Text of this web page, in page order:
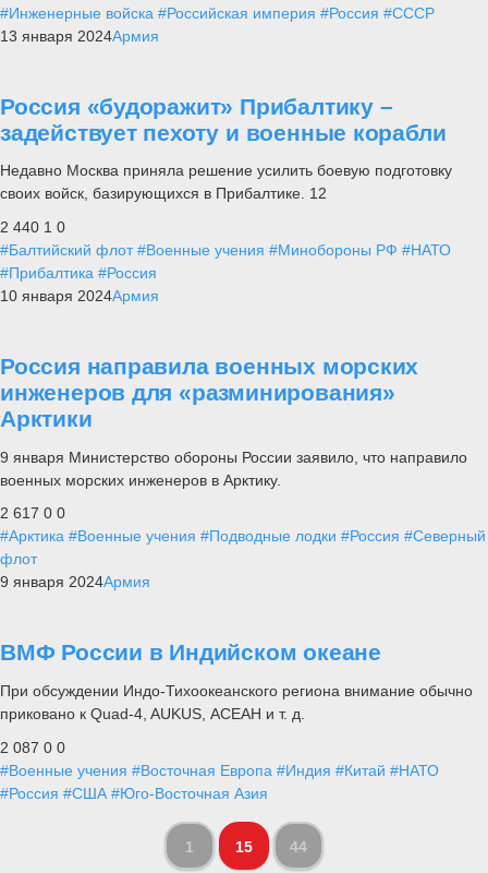
#Инженерные войска #Российская империя #Россия #СССР
13 января 2024Армия
Россия «будоражит» Прибалтику –
задействует пехоту и военные корабли
Недавно Москва приняла решение усилить боевую подготовку
своих войск, базирующихся в Прибалтике. 12
2 440 1 0
#Балтийский флот #Военные учения #Минобороны РФ #НАТО
#Прибалтика #Россия
10 января 2024Армия
Россия направила военных морских
инженеров для «разминирования»
Арктики
9 января Министерство обороны России заявило, что направило
военных морских инженеров в Арктику.
2 617 0 0
#Арктика #Военные учения #Подводные лодки #Россия #Северный
флот
9 января 2024Армия
ВМФ России в Индийском океане
При обсуждении Индо-Тихоокеанского региона внимание обычно
приковано к Quad-4, AUKUS, АСЕАН и т. д.
2 087 0 0
#Военные учения #Восточная Европа #Индия #Китай #НАТО
#Россия #США #Юго-Восточная Азия
1 15 44